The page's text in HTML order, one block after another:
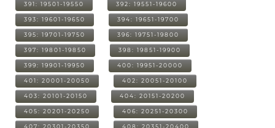
391: 19501-19550 392: 19551-19600
393: 19601-19650 394: 19651-19700
395: 19701-19750 396: 19751-19800
397: 19801-19850 398: 19851-19900
399: 19901-19950 400: 19951-20000
401: 20001-20050 402: 20051-20100
403: 20101-20150 404: 20151-20200
405: 20201-20250 406: 20251-20300
407: 20301-20350 408: 20351-20400